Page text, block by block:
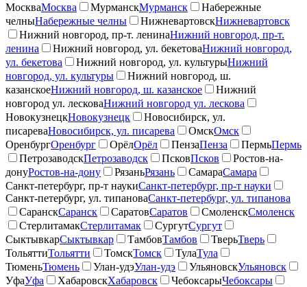
МоскваМосква МурманскМурманск
Набережные
челныНабережные челны НижневартовскНижневартовск
Нижний новгород, пр-т. ленинаНижний новгород, пр-т.
ленина
Нижний новгород, ул. бекетоваНижний новгород,
ул. бекетова
Нижний новгород, ул. культурыНижний
новгород, ул. культуры
Нижний новгород, ш.
казанскоеНижний новгород, ш. казанское
Нижний
новгород ул. лесковаНижний новгород ул. лескова
НовокузнецкНовокузнецк
Новосибирск, ул.
писареваНовосибирск, ул. писарева ОмскОмск
ОренбургОренбург ОрёлОрёл ПензаПенза ПермьПермь
ПетрозаводскПетрозаводск ПсковПсков
Ростов-на-
донуРостов-на-дону РязаньРязань СамараСамара
Санкт-петербург, пр-т наукиСанкт-петербург, пр-т науки
Санкт-петербург, ул. типановаСанкт-петербург, ул. типанова
СаранскСаранск СаратовСаратов СмоленскСмоленск
СтерлитамакСтерлитамак СургутСургут
СыктывкарСыктывкар ТамбовТамбов ТверьТверь
ТольяттиТольятти ТомскТомск ТулаТула
ТюменьТюмень Улан-удэУлан-удэ УльяновскУльяновск
УфаУфа ХабаровскХабаровск ЧебоксарыЧебоксары